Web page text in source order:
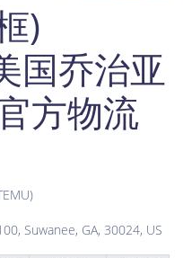
)
国乔治亚
方物流
Suwanee, GA, 30024, US